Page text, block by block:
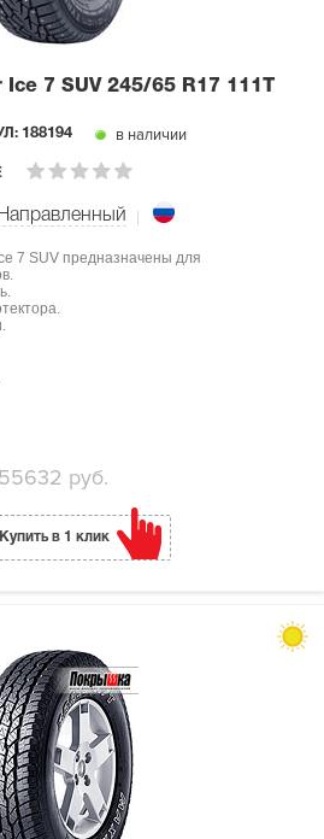
Ice 7 SUV 245/65 R17 111T
188194 в наличии
Направленный
7 SUV предназначены для
руб.
Купить в 1 клик